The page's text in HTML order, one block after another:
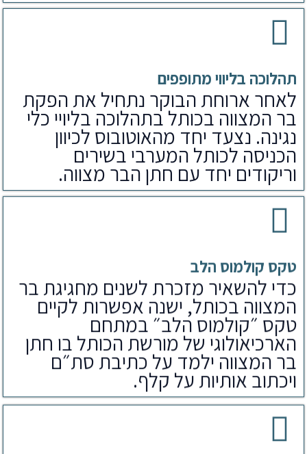
תהלוכה בליווי מתופפים
לאחר ארוחת הבוקר נתחיל את הפקת
בר המצווה בכותל בתהלוכה בליויי כלי
נגינה. נצעד יחד מהאוטובוס לכיוון
הכניסה לכותל המערבי בשירים
וריקודים יחד עם חתן הבר מצווה.
טקס קולמוס הלב
כדי להשאיר מזכרת לשנים מחגיגת בר
המצווה בכותל, ישנה אפשרות לקיים
טקס ״קולמוס הלב״ במתחם
הארכיאולוגי של מורשת הכותל בו חתן
בר המצווה ילמד על כתיבת סת״ם
ויכתוב אותיות על קלף.